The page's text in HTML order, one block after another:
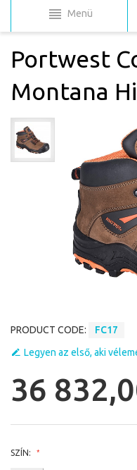
Menü
Portwest
Montana
PRODUCT CODE:
FC17
Legyen az első, aki
36
SZÍN: